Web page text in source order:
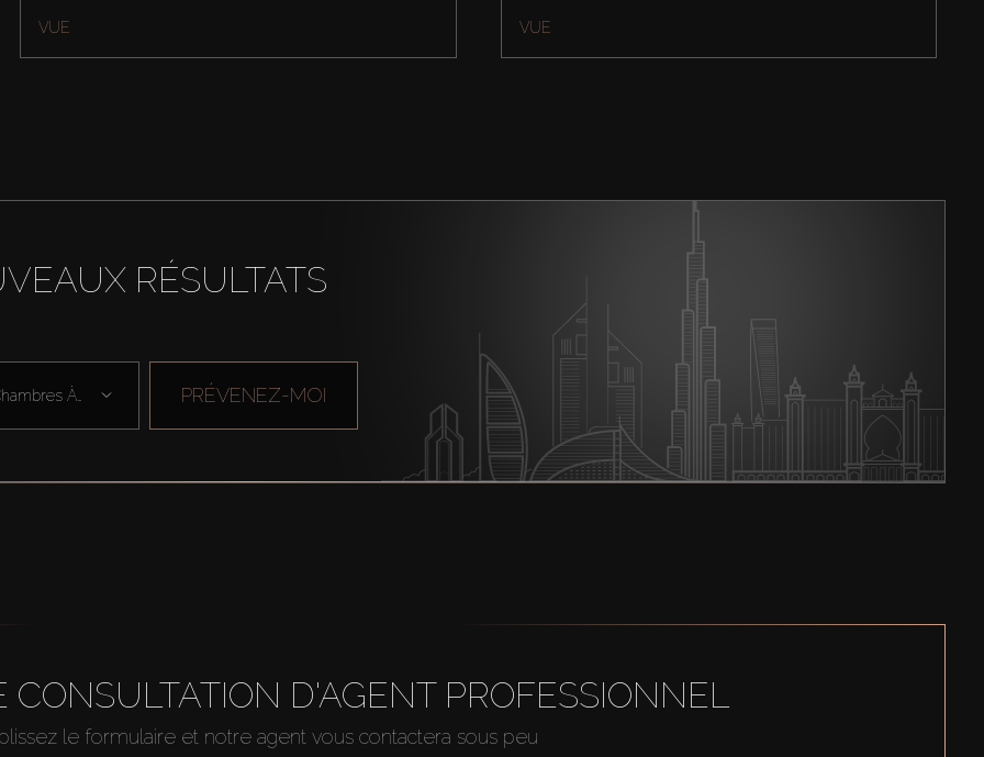
VUE VUE
RÉSULTATS
Chambres À Cou ... PRÉVENEZ-MOI
D'AGENT PROFESSIONNEL
le formulaire et notre agent vous contactera sous peu